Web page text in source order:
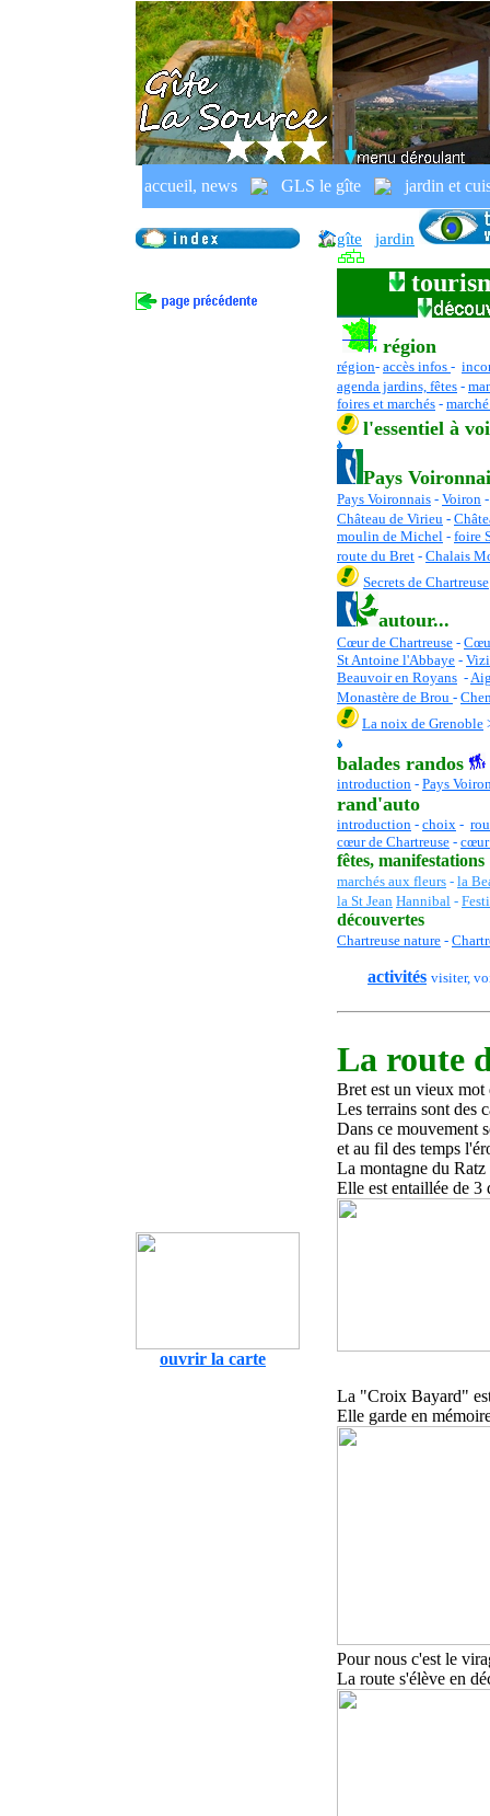
accueil, news GLS le gîte jardin et
Tençonen
gîte rural, France, Alpes,
gîte jardin
région
région- accès infos -
agenda jardins, fêtes -
foires et marchés -
l'essentiel à
Pays
Pays Voironnais - Voiron
Château de Virieu -
moulin de Michel - foire
route du Bret - Chalais
Secrets de Chartreuse
autour...
Cœur de Chartreuse - C
St Antoine l'Abbaye -
Beauvoir en Royans -
Monastère de Brou -
La noix de Grenoble
balades randos
introduction - Pays
rand'auto
introduction - choix -
cœur de Chartreuse - cœur
fêtes, manifestations
marchés aux fleurs - la
la St Jean Hannibal -
découvertes
Chartreuse nature -
activités visiter,
ouvrir la carte
La route
Bret est un vieux mot
Les terrains sont des
Dans ce mouvement
et au fil des temps
La montagne du
Elle est entaillée de 3
La "Croix Bayard"
Elle garde en
Pour nous c'est le
La route s'élève en